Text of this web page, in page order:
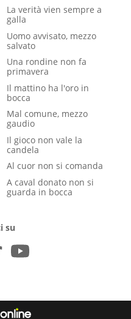
La verità vien sempre a
galla
Uomo avvisato, mezzo
salvato
Una rondine non fa
primavera
Il mattino ha l'oro in
bocca
Mal comune, mezzo
gaudio
Il gioco non vale la
candela
Al cuor non si comanda
A caval donato non si
guarda in bocca
su